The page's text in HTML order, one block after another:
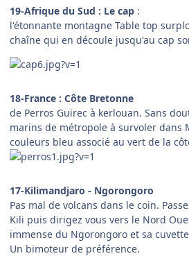
19-Afrique du Sud : Le cap :
l'étonnante montagne Table top
chaîne qui en découle jusqu'au cap
18-France : Côte Bretonne
de Perros Guirec à kerlouan. Sans
marins de métropole à survoler dans
couleurs bleu associé au vert de la
17-Kilimandjaro - Ngorongoro
Pas mal de volcans dans le coin.
Kili puis dirigez vous vers le Nord
immense du Ngorongoro et sa
Un bimoteur de préférence.